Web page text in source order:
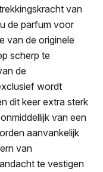
van
de parfum voor
van de originele
scherp te
de
wordt
dit keer extra sterk
van een
aanvankelijk
van
te vestigen